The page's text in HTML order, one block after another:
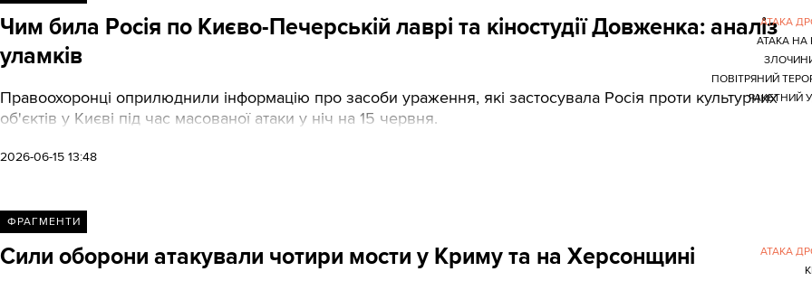
Чим била Росія по Києво-Печерській лаврі та кіностудії Довженка: аналіз
уламків
Правоохоронці оприлюднили інформацію про засоби ураження, які застосувала Росія проти культурних
об'єктів у Києві під час масованої атаки у ніч на 15 червня.
2026-06-15 13:48
АТАКА
АТАКА НА
ПОВІТРЯНИЙ
РАКЕТНИЙ
ФРАГМЕНТИ
Сили оборони атакували чотири мости у Криму та на Херсонщині
АТАКА